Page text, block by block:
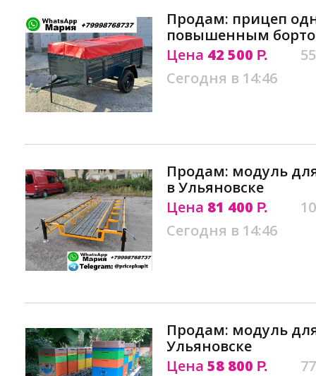
Продам: прицеп
повышенным
Цена 42 500 Р.
Сегодня в 14:46
Продам: модуль
в Ульяновске
Цена 81 400 Р.
Сегодня в 14:46
Продам: модуль
Ульяновске
Цена 58 800 Р.